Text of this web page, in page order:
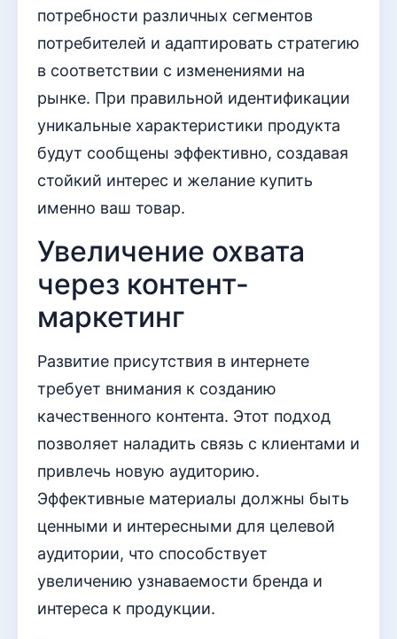
потребности различных сегментов
потребителей и адаптировать стратегию
в соответствии с изменениями на
рынке. При правильной идентификации
уникальные характеристики продукта
будут сообщены эффективно, создавая
стойкий интерес и желание купить
именно ваш товар.
Увеличение охвата
через контент-
маркетинг
Развитие присутствия в интернете
требует внимания к созданию
качественного контента. Этот подход
позволяет наладить связь с клиентами и
привлечь новую аудиторию.
Эффективные материалы должны быть
ценными и интересными для целевой
аудитории, что способствует
увеличению узнаваемости бренда и
интереса к продукции.